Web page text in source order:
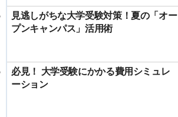
見逃しがちな大学受験対策！夏の「オー
プンキャンパス」活用術
必見！ 大学受験にかかる費用シミュレ
ーション